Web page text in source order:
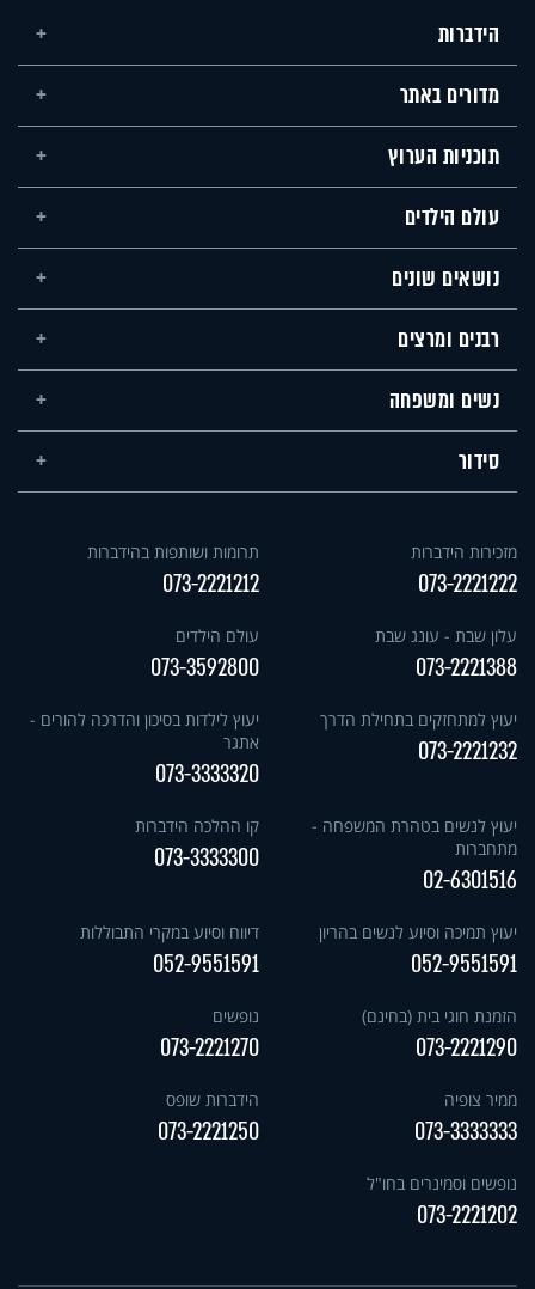
הידברות
מדורים באתר
תוכניות הערוץ
עולם הילדים
נושאים שונים
רבנים ומרצים
נשים ומשפחה
סידור
מזכירות הידברות
073-2221222
תרומות ושותפות בהידברות
073-2221212
עלון שבת - עונג שבת
073-2221388
עולם הילדים
073-3592800
יעוץ למתחזקים בתחילת הדרך
073-2221232
יעוץ לילדות בסיכון והדרכה להורים -
אתגר
073-3333320
יעוץ לנשים בטהרת המשפחה -
מתחברות
02-6301516
קו ההלכה הידברות
073-3333300
יעוץ תמיכה וסיוע לנשים בהריון
052-9551591
דיווח וסיוע במקרי התבוללות
052-9551591
הזמנת חוגי בית (בחינם)
073-2221290
נופשים
073-2221270
ממיר צופיה
073-3333333
הידברות שופס
073-2221250
נופשים וסמינרים בחו"ל
073-2221202